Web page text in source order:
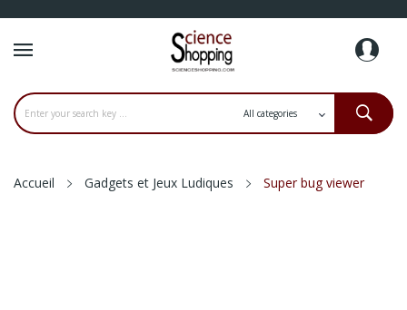
Accueil Gadgets et Jeux Ludiques Super bug viewer